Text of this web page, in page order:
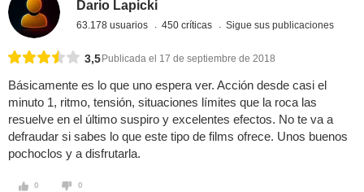
Dario Lapicki
63.178 usuarios 450 críticas Sigue sus publicaciones
3,5 Publicada el 17 de septiembre de 2018
Básicamente es lo que uno espera ver. Acción desde casi el
minuto 1, ritmo, tensión, situaciones límites que la roca las
resuelve en el último suspiro y excelentes efectos. No te va a
defraudar si sabes lo que este tipo de films ofrece. Unos buenos
pochoclos y a disfrutarla.
0 0